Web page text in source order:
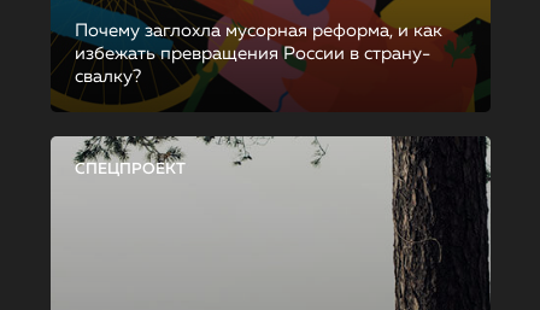
Почему заглохла мусорная реформа, и как
избежать превращения России в страну-
свалку?
СПЕЦПРОЕКТ